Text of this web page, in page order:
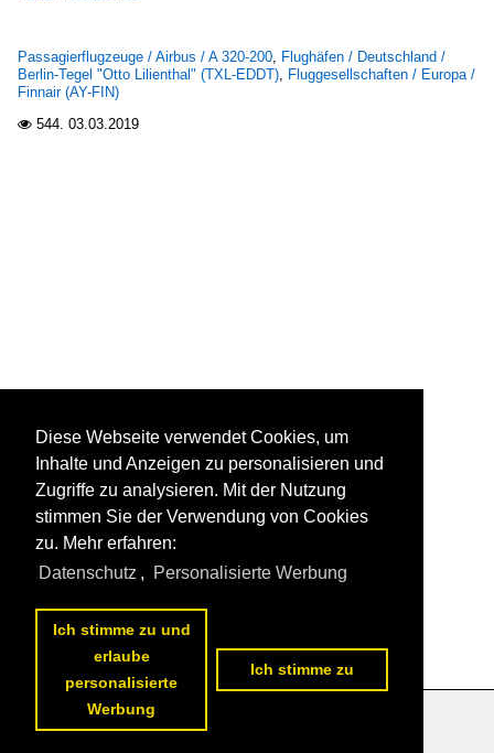
Passagierflugzeuge / Airbus / A 320-200, Flughäfen / Deutschland /
Berlin-Tegel "Otto Lilienthal" (TXL-EDDT), Fluggesellschaften / Europa /
Finnair (AY-FIN)
 544. 03.03.2019
Datenschutzerklärung
Diese Webseite verwendet Cookies, um
Inhalte und Anzeigen zu personalisieren und
Zugriffe zu analysieren. Mit der Nutzung
stimmen Sie der Verwendung von Cookies
zu. Mehr erfahren:
Datenschutz , Personalisierte Werbung
Ich stimme zu und
erlaube
personalisierte
Werbung
Ich stimme zu